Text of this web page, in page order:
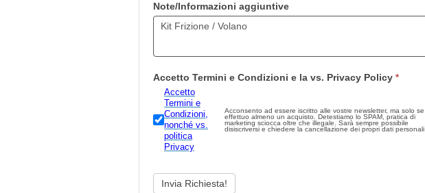
Note/Informazioni aggiuntive
Accetto Termini e Condizioni e la vs. Privacy Policy *
Accetto
Termini e
Condizioni,
nonché vs.
politica
Privacy
Acconsento ad essere iscritto alle vostre newsletter, ma solo se
effettuo almeno un acquisto. Detestiamo lo SPAM, pratica di
marketing sciocca oltre che illegale. Sarà sempre possibile
disiscriversi e chiedere la cancellazione dei propri dati personali